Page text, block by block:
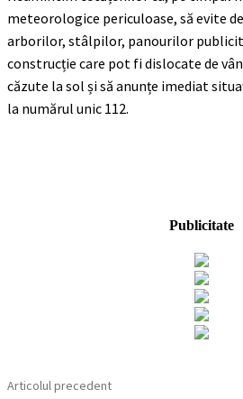
meteorologice periculoase, să evite
arborilor, stâlpilor, panourilor
construcție care pot fi dislocate de
căzute la sol și să anunțe imediat
la numărul unic 112.
Publicitate
Articolul precedent